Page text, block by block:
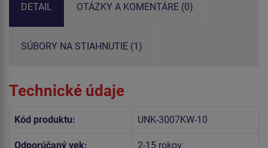
DETAIL OTÁZKY A KOMENTÁRE (0)
SÚBORY NA STIAHNUTIE (1)
Technické údaje
Kód produktu: UNK-3007KW-10
Odporúčaný vek: 2-15 rokov